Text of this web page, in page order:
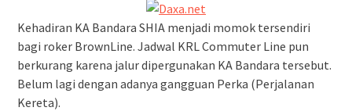
Kehadiran KA Bandara SHIA menjadi momok tersendiri
bagi roker BrownLine. Jadwal KRL Commuter Line pun
berkurang karena jalur dipergunakan KA Bandara tersebut.
Belum lagi dengan adanya gangguan Perka (Perjalanan
Kereta).